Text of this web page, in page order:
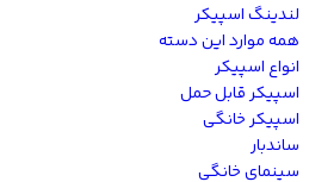
لندینگ اسپیکر
همه موارد این دسته
انواع اسپیکر
اسپیکر قابل حمل
اسپیکر خانگی
ساندبار
سینمای خانگی